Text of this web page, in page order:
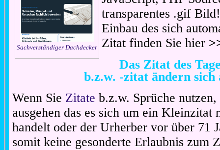
Sachverständiger Dachdecker
transparentes .gif
Einbau des sich
Zitat finden Sie hier
Das Zitat des
b.z.w. -zitat ändern sich
Wenn Sie Zitate b.z.w. Sprüche
ausgehen das es sich um ein Kleinzitat
handelt oder der Urherber vor über 71
somit keine gesonderte Erlaubnis zum